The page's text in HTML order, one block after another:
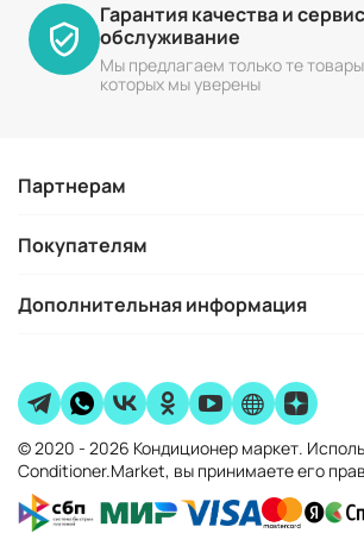
Гарантия качества и
обслуживание
Мы предлагаем только те
которых мы уверены
Партнерам
Покупателям
Дополнительная информация
© 2020 - 2026 Кондиционер маркет.
Conditioner.Market, вы принимаете его